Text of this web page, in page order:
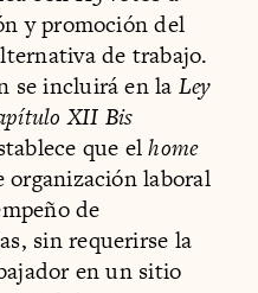
y promoción del
de trabajo.
se incluirá en la Ley
XII Bis
que elhome
laboral
de
sin requerirse la
en un sitio